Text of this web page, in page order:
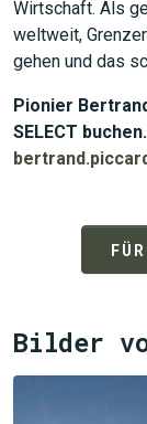
Wirtschaft. Als
weltweit,
gehen und das
Pionier
SELECT
Bilder